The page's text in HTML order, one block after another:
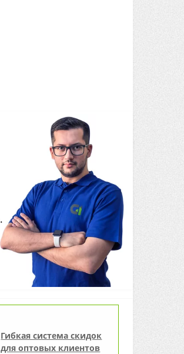
Гибкая система скидок
для оптовых клиентов